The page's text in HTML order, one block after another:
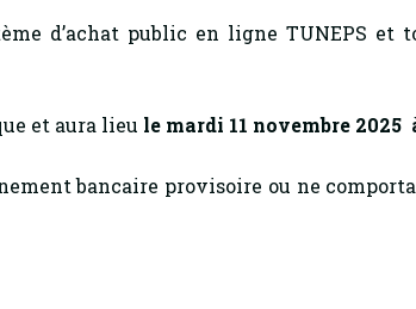
d’achat public en ligne TUNEPS et
et aura lieu le mardi 11 novembre 2025
bancaire provisoire ou ne